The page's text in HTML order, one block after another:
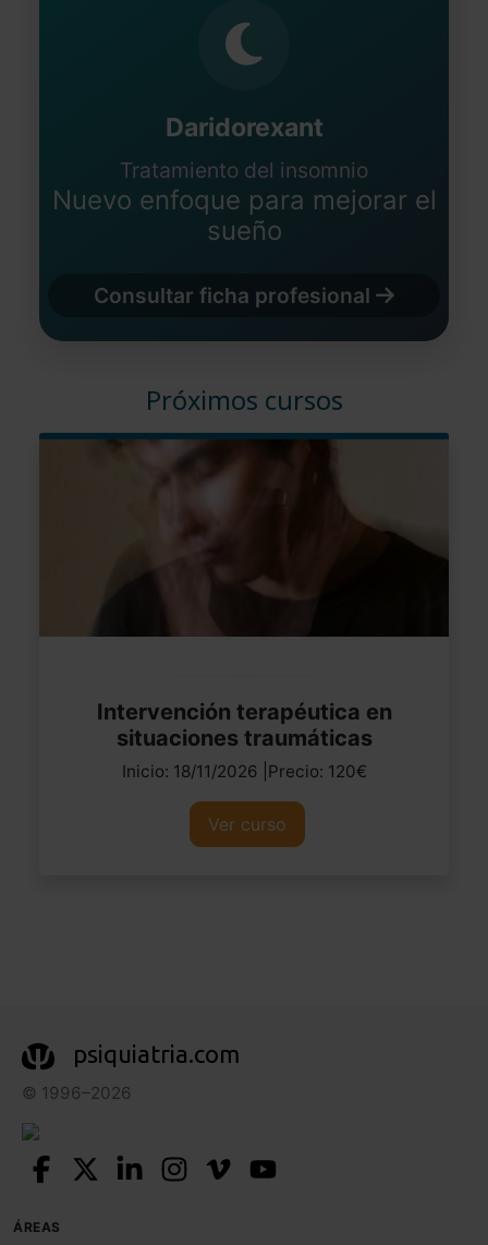
Daridorexant
Tratamiento del insomnio
Nuevo enfoque para mejorar el
sueño
Consultar ficha profesional
Próximos cursos
Intervención terapéutica en
situaciones traumáticas
Inicio: 18/11/2026 |Precio: 120€
Ver curso
psiquiatria.com
© 1996–2026
ÁREAS